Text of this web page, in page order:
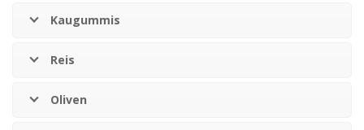
Kaugummis
Reis
Oliven